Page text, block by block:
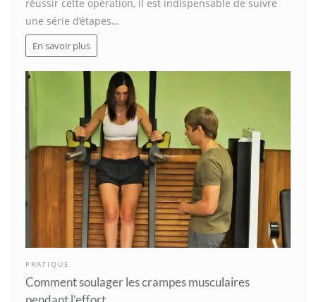
réussir cette opération, il est indispensable de suivre
une série d’étapes…
En savoir plus
PRATIQUE
Comment soulager les crampes musculaires